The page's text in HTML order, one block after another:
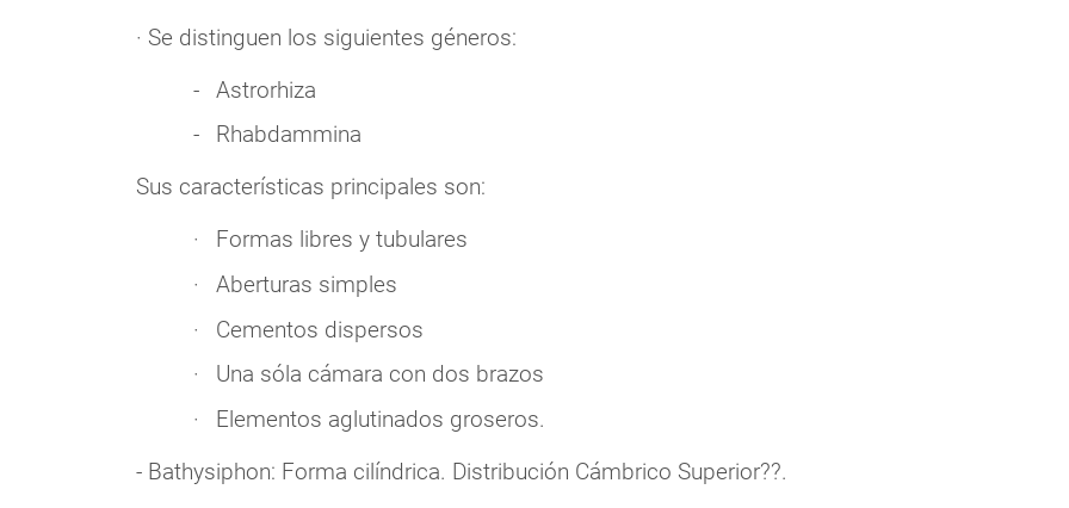
· Se distinguen los siguientes géneros:
Astrorhiza
Rhabdammina
Sus características principales son:
Formas libres y tubulares
Aberturas simples
Cementos dispersos
Una sóla cámara con dos brazos
Elementos aglutinados groseros.
- Bathysiphon: Forma cilíndrica. Distribución Cámbrico Superior??.